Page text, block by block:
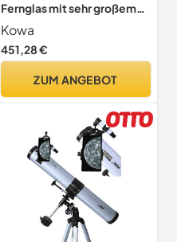
Fernglas mit sehr großem
Sehfeld. Robust und
dennoch leicht.
Wasserdicht,
Kinder und Erwachsene
Kowa
451,28 €
ZUM ANGEBOT